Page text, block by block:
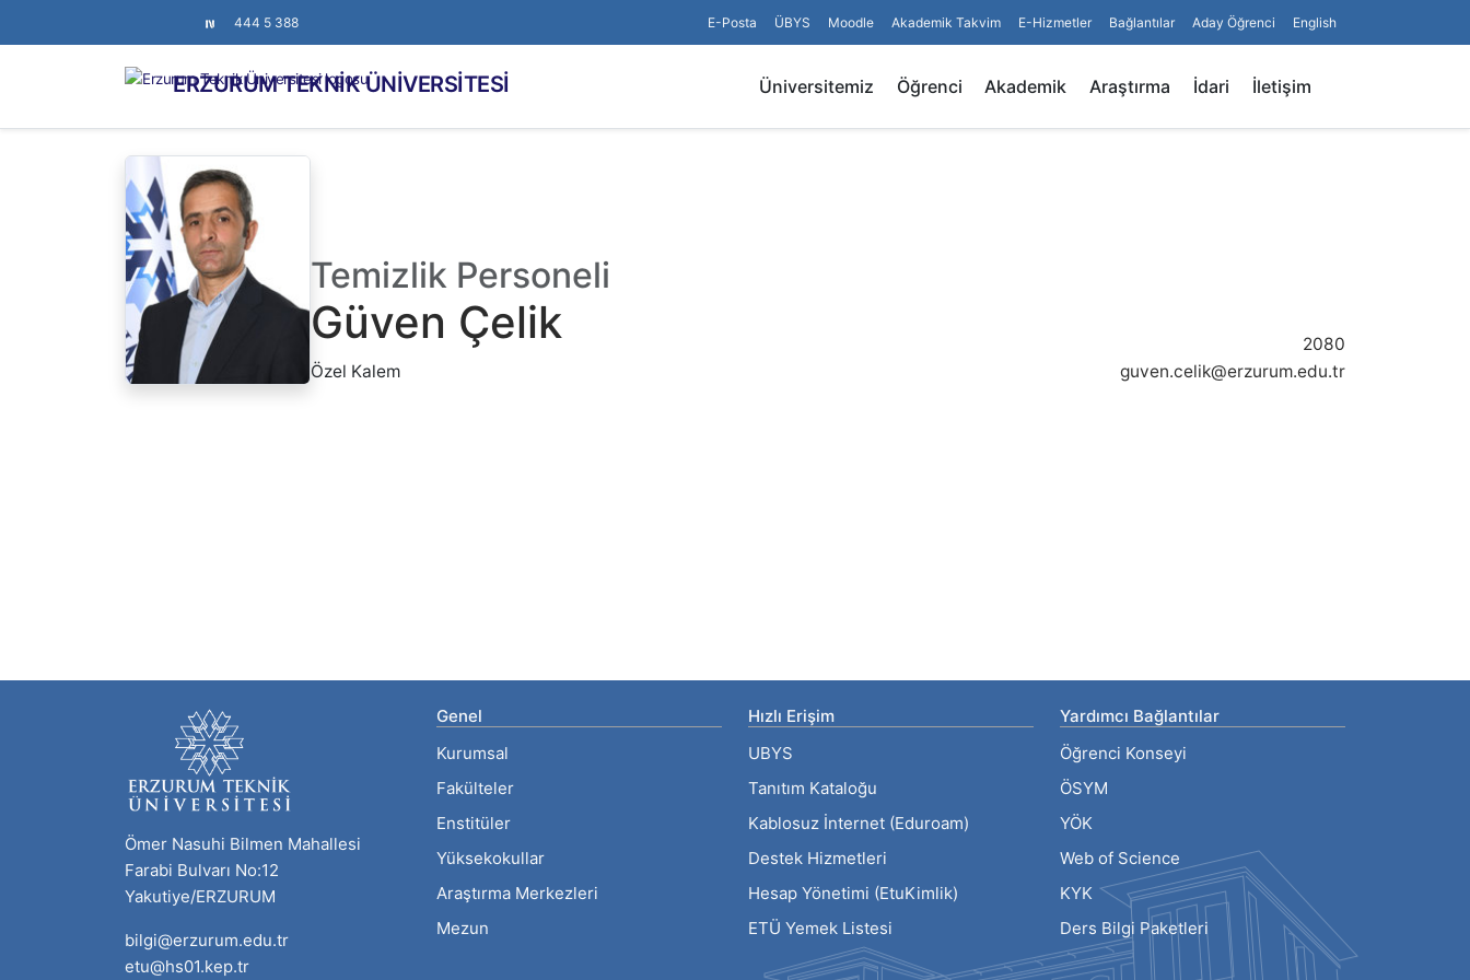
444 5 388 E-Posta ÜBYS Moodle Akademik Takvim E-Hizmetler Bağlantılar Aday Öğrenci English
ERZURUM TEKNİK ÜNİVERSİTESİ Üniversitemiz Öğrenci Akademik Araştırma İdari İletişim
Temizlik Personeli
Güven Çelik
Özel Kalem
2080
guven.celik@erzurum.edu.tr
Ömer Nasuhi Bilmen Mahallesi
Farabi Bulvarı No:12
Yakutiye/ERZURUM
bilgi@erzurum.edu.tr
etu@hs01.kep.tr
Genel
Kurumsal
Fakülteler
Enstitüler
Yüksekokullar
Araştırma Merkezleri
Mezun
Hızlı Erişim
UBYS
Tanıtım Kataloğu
Kablosuz İnternet (Eduroam)
Destek Hizmetleri
Hesap Yönetimi (EtuKimlik)
ETÜ Yemek Listesi
Yardımcı Bağlantılar
Öğrenci Konseyi
ÖSYM
YÖK
Web of Science
KYK
Ders Bilgi Paketleri